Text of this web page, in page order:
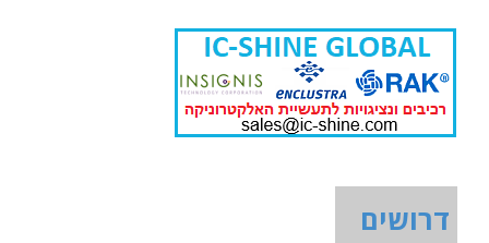
דרושים